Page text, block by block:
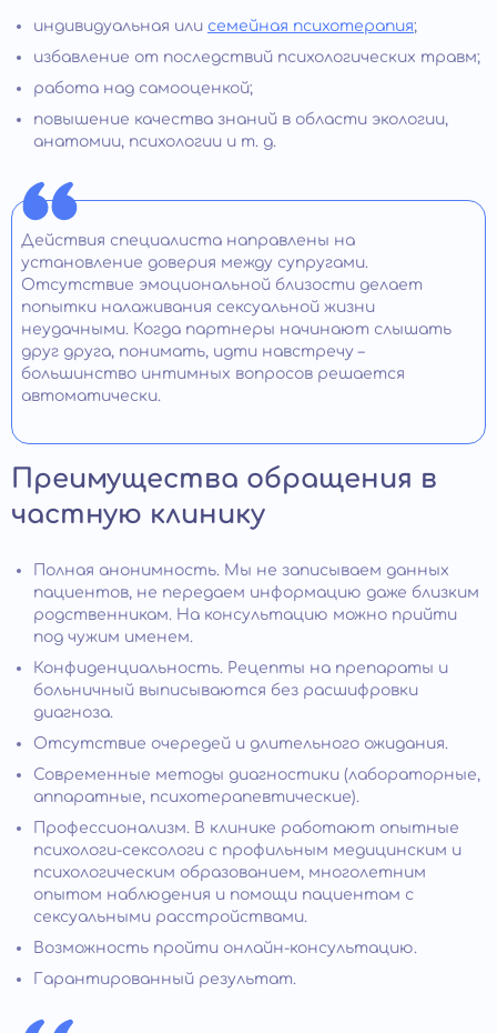
индивидуальная или семейная психотерапия;
избавление от последствий психологических травм;
работа над самооценкой;
повышение качества знаний в области экологии,
анатомии, психологии и т. д.
Действия специалиста направлены на
установление доверия между супругами.
Отсутствие эмоциональной близости делает
попытки налаживания сексуальной жизни
неудачными. Когда партнеры начинают слышать
друг друга, понимать, идти навстречу –
большинство интимных вопросов решается
автоматически.
Преимущества обращения в
частную клинику
Полная анонимность. Мы не записываем данных
пациентов, не передаем информацию даже близким
родственникам. На консультацию можно прийти
под чужим именем.
Конфиденциальность. Рецепты на препараты и
больничный выписываются без расшифровки
диагноза.
Отсутствие очередей и длительного ожидания.
Современные методы диагностики (лабораторные,
аппаратные, психотерапевтические).
Профессионализм. В клинике работают опытные
психологи-сексологи с профильным медицинским и
психологическим образованием, многолетним
опытом наблюдения и помощи пациентам с
сексуальными расстройствами.
Возможность пройти онлайн-консультацию.
Гарантированный результат.